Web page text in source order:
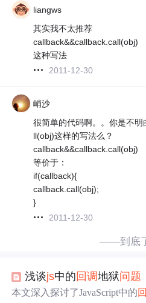
liangws
其实我不太推荐
callback&&callback.call(obj)
这种写法
2011-12-30
峭沙
很简单的代码啊。。你是不
ll(obj)这样的写法么？
callback&&callback.call(obj)
等价于：
if(callback){
callback.call(obj);
}
2011-12-30
——到底
浅谈js中的 回调地狱问题
本文深入探讨了JavaScript中的